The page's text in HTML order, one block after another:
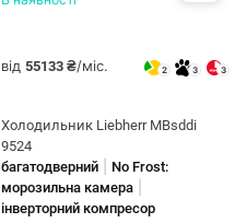
від 55133 ₴/міс. 2 3 3
Холодильник Liebherr MBsddi
9524
багатодверний
No Frost:
морозильна камера
інверторний компресор